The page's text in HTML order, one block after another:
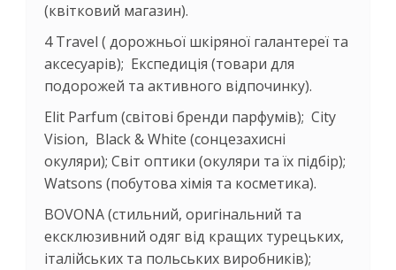
(квітковий магазин).
4 Travel ( дорожньої шкіряної галантереї та
аксесуарів); Експедиція (товари для
подорожей та активного відпочинку).
Elit Parfum (світові бренди парфумів); City
Vision, Black & White (сонцезахисні
окуляри); Світ оптики (окуляри та їх підбір);
Watsons (побутова хімія та косметика).
BOVONA (стильний, оригінальний та
ексклюзивний одяг від кращих турецьких,
італійських та польських виробників);